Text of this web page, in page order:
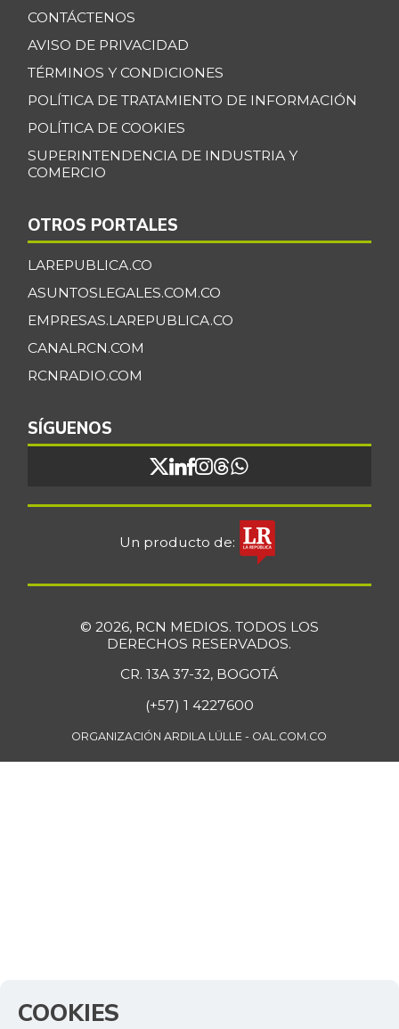
CONTÁCTENOS
AVISO DE PRIVACIDAD
TÉRMINOS Y CONDICIONES
POLÍTICA DE TRATAMIENTO DE INFORMACIÓN
POLÍTICA DE COOKIES
SUPERINTENDENCIA DE INDUSTRIA Y
COMERCIO
OTROS PORTALES
LAREPUBLICA.CO
ASUNTOSLEGALES.COM.CO
EMPRESAS.LAREPUBLICA.CO
CANALRCN.COM
RCNRADIO.COM
SÍGUENOS
Un producto de:
© 2026, RCN MEDIOS. TODOS LOS
DERECHOS RESERVADOS.
CR. 13A 37-32, BOGOTÁ
(+57) 1 4227600
ORGANIZACIÓN ARDILA LÜLLE - OAL.COM.CO
COOKIES